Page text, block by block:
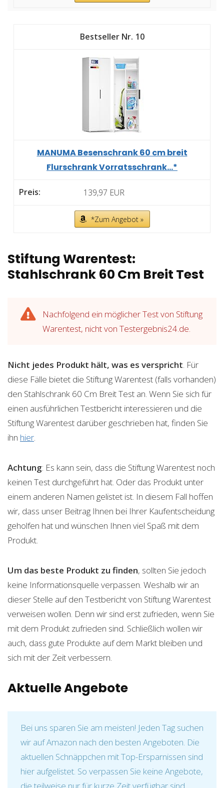
10
MANUMA Besenschrank 60 cm breit
Flurschrank Vorratsschrank...*
139,97 EUR
*Zum Angebot »
Stiftung Warentest:
Stahlschrank 60 Cm Breit Test
Nachfolgend ein möglicher Test von Stiftung
Warentest, nicht von Testergebnis24.de.
Nicht jedes Produkt hält, was es verspricht. Für
diese Fälle bietet die Stiftung Warentest (falls vorhanden)
den Stahlschrank 60 Cm Breit Test an. Wenn Sie sich für
einen ausführlichen Testbericht interessieren und die
Stiftung Warentest darüber geschrieben hat, finden Sie
ihn hier.
Achtung: Es kann sein, dass die Stiftung Warentest noch
keinen Test durchgeführt hat. Oder das Produkt unter
einem anderen Namen gelistet ist. In diesem Fall hoffen
wir, dass unser Beitrag Ihnen bei Ihrer Kaufentscheidung
geholfen hat und wünschen Ihnen viel Spaß mit dem
Produkt.
Um das beste Produkt zu finden, sollten Sie jedoch
keine Informationsquelle verpassen. Weshalb wir an
dieser Stelle auf den Testbericht von Stiftung Warentest
verweisen wollen. Denn wir sind erst zufrieden, wenn Sie
mit dem Produkt zufrieden sind. Schließlich wollen wir
auch, dass gute Produkte auf dem Markt bleiben und
sich mit der Zeit verbessern.
Aktuelle Angebote
Bei uns sparen Sie am meisten! Jeden Tag suchen
wir auf Amazon nach den besten Angeboten. Die
aktuellen Schnäppchen mit Top-Ersparnissen sind
hier aufgelistet. So verpassen Sie keine Angebote,